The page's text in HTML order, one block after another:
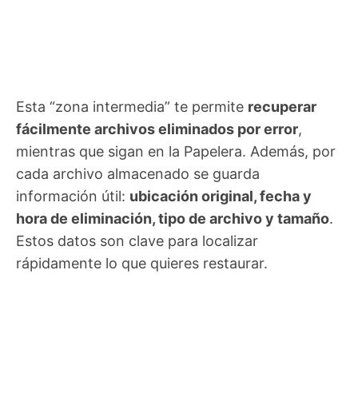
Esta “zona intermedia” te permite recuperar
fácilmente archivos eliminados por error,
mientras que sigan en la Papelera. Además, por
cada archivo almacenado se guarda
información útil: ubicación original, fecha y
hora de eliminación, tipo de archivo y tamaño.
Estos datos son clave para localizar
rápidamente lo que quieres restaurar.